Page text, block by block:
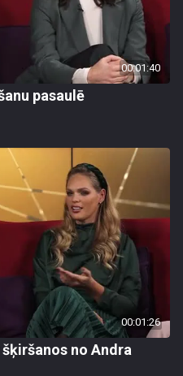
00:01:40
pasaulē
00:01:26
no Andra